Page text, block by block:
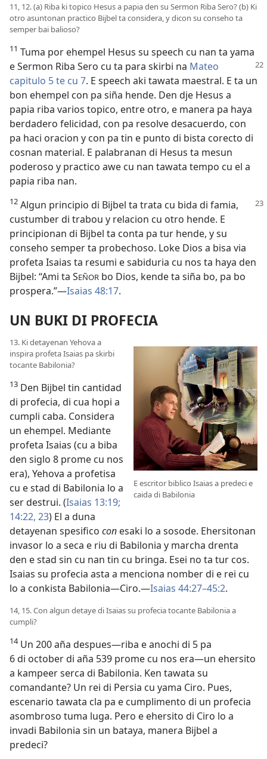
11, 12. (a) Riba ki topico Hesus a papia den su Sermon Riba Sero? (b) Ki
otro asuntonan practico Bijbel ta considera, y dicon su conseho ta
semper bai balioso?
11 Tuma por ehempel Hesus su speech cu nan ta yama
e Sermon Riba Sero cu ta para skirbi na Mateo
capitulo 5 te cu 7. E speech aki tawata maestral. E ta un
bon ehempel con pa siña hende. Den dje Hesus a
papia riba varios topico, entre otro, e manera pa haya
berdadero felicidad, con pa resolve desacuerdo, con
pa haci oracion y con pa tin e punto di bista corecto di
cosnan material. E palabranan di Hesus ta mesun
poderoso y practico awe cu nan tawata tempo cu el a
papia riba nan.
12 Algun principio di Bijbel ta trata cu bida di famia,
custumber di trabou y relacion cu otro hende. E
principionan di Bijbel ta conta pa tur hende, y su
conseho semper ta probechoso. Loke Dios a bisa via
profeta Isaias ta resumi e sabiduria cu nos ta haya den
Bijbel: “Ami ta SEÑOR bo Dios, kende ta siña bo, pa bo
prospera.”—Isaias 48:17.
UN BUKI DI PROFECIA
E escritor biblico Isaias a predeci e
caida di Babilonia
13. Ki detayenan Yehova a
inspira profeta Isaias pa skirbi
tocante Babilonia?
13 Den Bijbel tin cantidad
di profecia, di cua hopi a
cumpli caba. Considera
un ehempel. Mediante
profeta Isaias (cu a biba
den siglo 8 prome cu nos
era), Yehova a profetisa
cu e stad di Babilonia lo a
ser destrui. (Isaias 13:19;
14:22, 23) El a duna
detayenan spesifico con esaki lo a sosode. Ehersitonan
invasor lo a seca e riu di Babilonia y marcha drenta
den e stad sin cu nan tin cu bringa. Esei no ta tur cos.
Isaias su profecia asta a menciona nomber di e rei cu
lo a conkista Babilonia—Ciro.—Isaias 44:27–45:2.
14, 15. Con algun detaye di Isaias su profecia tocante Babilonia a
cumpli?
14Un 200 aña despues—riba e anochi di 5 pa
6 di october di aña 539 prome cu nos era—un ehersito
a kampeer serca di Babilonia. Ken tawata su
comandante? Un rei di Persia cu yama Ciro. Pues,
escenario tawata cla pa e cumplimento di un profecia
asombroso tuma luga. Pero e ehersito di Ciro lo a
invadi Babilonia sin un bataya, manera Bijbel a
predeci?